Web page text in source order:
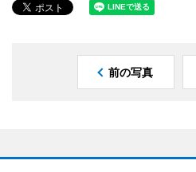
前の写真